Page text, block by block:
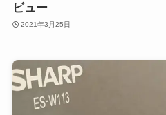
ビュー
2021年3月25日